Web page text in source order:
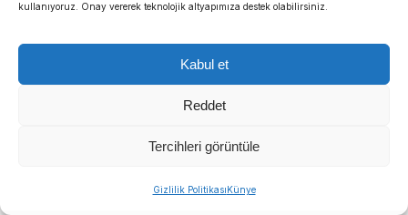
kullanıyoruz. Onay vererek teknolojik altyapımıza destek olabilirsiniz.
Kabul et
Reddet
Tercihleri görüntüle
Gizlilik PolitikasıKünye
PAYLAŞIMIYLA TAÇLANIYOR
Yerel tarihe sahip çıkarken toplumsal dayanışmayı
bulmacayı başarıyla çözen ziyaretçileri anlamlı bir
hediyeyle ödüllendiriyor. Hazine avındaki tüm